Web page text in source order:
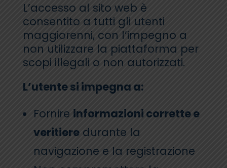
L’accesso al sito web è
consentito a tutti gli utenti
maggiorenni, con l’impegno a
non utilizzare la piattaforma per
scopi illegali o non autorizzati.
L’utente si impegna a:
Fornire informazioni corrette e
veritieredurante la
navigazione e la registrazione